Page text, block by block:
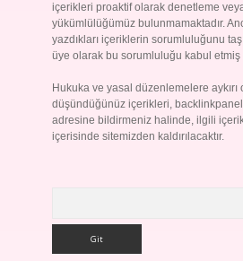
içerikleri proaktif olarak denetleme
yükümlülüğümüz bulunmamaktadır.
yazdıkları içeriklerin sorumluluğunu
üye olarak bu sorumluluğu kabul etmiş
Hukuka ve yasal düzenlemelere aykırı
düşündüğünüz içerikleri,
adresine bildirmeniz halinde, ilgili
içerisinde sitemizden kaldırılacaktır.